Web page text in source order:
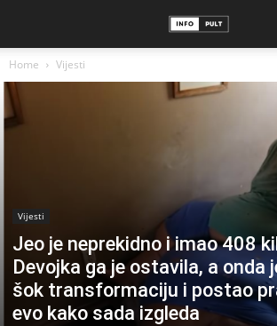
Home Vijesti
Vijesti
Jeo je neprekidno i imao 408
Devojka ga je ostavila, a onda
šok transformaciju i postao
evo kako sada izgleda